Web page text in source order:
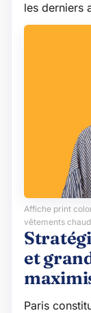
les derniers
Affiche print
vêtements
et
Paris